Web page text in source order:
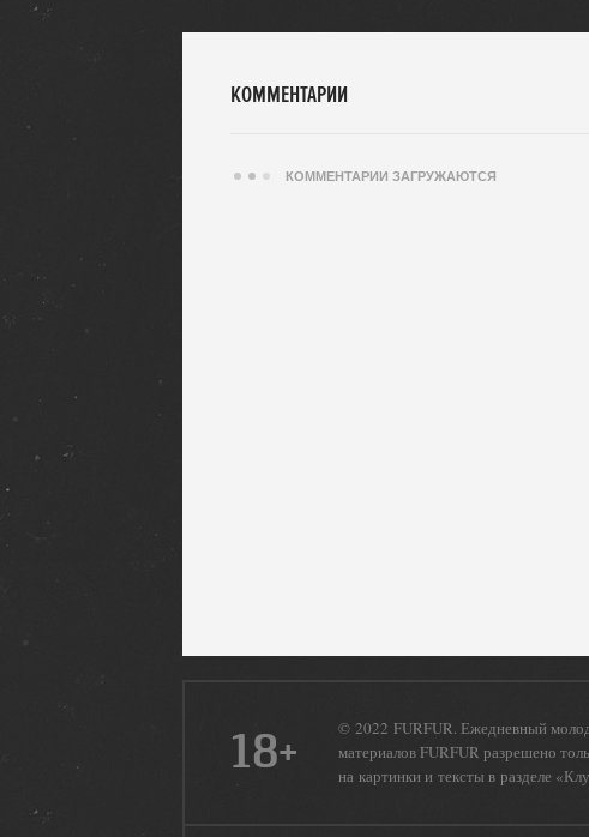
КОММЕНТАРИИ
КОММЕНТАРИИ ЗАГРУЖАЮТСЯ
18+
© 2022 FURFUR. Ежедневный
материалов FURFUR разрешено
на картинки и тексты в разделе